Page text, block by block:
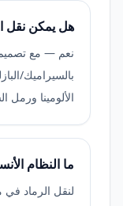
هل يمكن نقل
نعم — مع تصميم
بالسيراميك/
الألومينا ورمل
ما النظام
لنقل الرماد